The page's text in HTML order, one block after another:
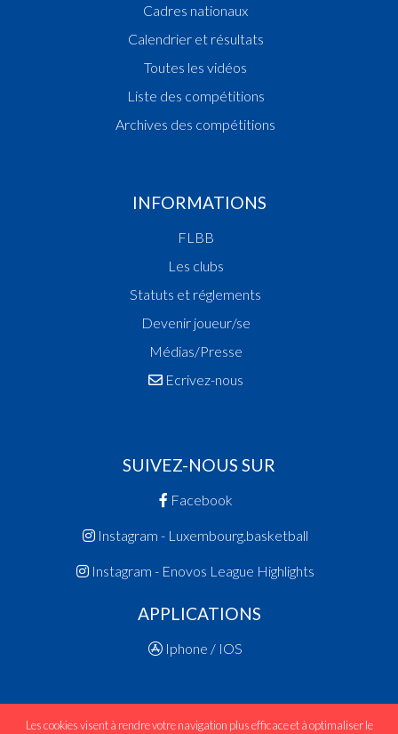
Cadres nationaux
Calendrier et résultats
Toutes les vidéos
Liste des compétitions
Archives des compétitions
INFORMATIONS
FLBB
Les clubs
Statuts et réglements
Devenir joueur/se
Médias/Presse
Ecrivez-nous
SUIVEZ-NOUS SUR
Facebook
Instagram - Luxembourg.basketball
Instagram - Enovos League Highlights
APPLICATIONS
Iphone / IOS
Les cookies visent à rendre votre navigation plus efficace et à optimaliser le